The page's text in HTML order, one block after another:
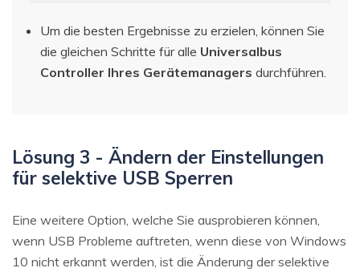
Um die besten Ergebnisse zu erzielen, können Sie
die gleichen Schritte für alle Universalbus
Controller Ihres Gerätemanagers durchführen.
Lösung 3 - Ändern der Einstellungen
für selektive USB Sperren
Eine weitere Option, welche Sie ausprobieren können,
wenn USB Probleme auftreten, wenn diese von Windows
10 nicht erkannt werden, ist die Änderung der selektive